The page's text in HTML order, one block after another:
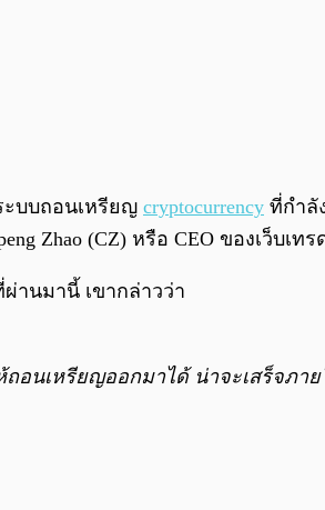
บบถอนเหรียญ cryptocurrency ที่กำลั
Zhao (CZ) หรือ CEO ของเว็บ
านมานี้ เขากล่าวว่า
อนเหรียญออกมาได้ น่าจะเสร็จภ